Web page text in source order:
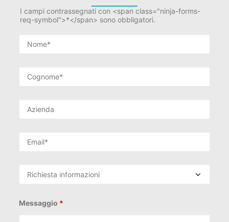
I campi contrassegnati con <span class="ninja-forms-
req-symbol">*</span> sono obbligatori.
Messaggio *